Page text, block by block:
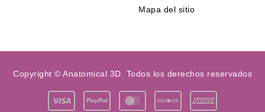
Mapa del sitio
Copyright © Anatomical 3D. Todos los derechos reservados